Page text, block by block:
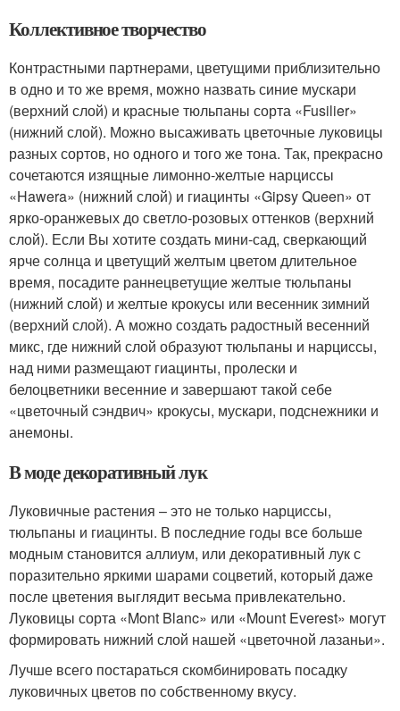
Коллективное творчество
Контрастными партнерами, цветущими приблизительно
в одно и то же время, можно назвать синие мускари
(верхний слой) и красные тюльпаны сорта «Fusilier»
(нижний слой). Можно высаживать цветочные луковицы
разных сортов, но одного и того же тона. Так, прекрасно
сочетаются изящные лимонно-желтые нарциссы
«Hawera» (нижний слой) и гиацинты «Gipsy Queen» от
ярко-оранжевых до светло-розовых оттенков (верхний
слой). Если Вы хотите создать мини-сад, сверкающий
ярче солнца и цветущий желтым цветом длительное
время, посадите раннецветущие желтые тюльпаны
(нижний слой) и желтые крокусы или весенник зимний
(верхний слой). А можно создать радостный весенний
микс, где нижний слой образуют тюльпаны и нарциссы,
над ними размещают гиацинты, пролески и
белоцветники весенние и завершают такой себе
«цветочный сэндвич» крокусы, мускари, подснежники и
анемоны.
В моде декоративный лук
Луковичные растения – это не только нарциссы,
тюльпаны и гиацинты. В последние годы все больше
модным становится аллиум, или декоративный лук с
поразительно яркими шарами соцветий, который даже
после цветения выглядит весьма привлекательно.
Луковицы сорта «Mont Blanc» или «Mount Everest» могут
формировать нижний слой нашей «цветочной лазаньи».
Лучше всего постараться скомбинировать посадку
луковичных цветов по собственному вкусу.